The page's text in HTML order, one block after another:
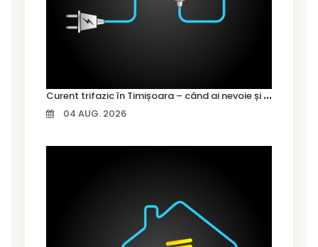
C
urent trifazic în Timișoara – când ai nevoie și cum îl alegi
04 AUG. 2026